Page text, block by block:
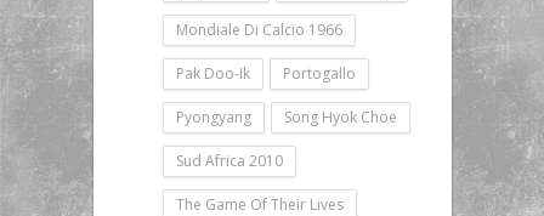
Mondiale Di Calcio 1966
Pak Doo-Ik Portogallo
Pyongyang Song Hyok Choe
Sud Africa 2010
The Game Of Their Lives